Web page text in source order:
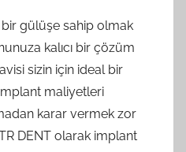
bir gülüşe sahip olmak
kalıcı bir çözüm
sizin için ideal bir
maliyetleri
karar vermek zor
DENT olarak implant